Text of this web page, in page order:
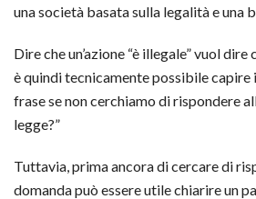
una società basata sulla legalità e una
Dire che un’azione “è illegale” vuol
è quindi tecnicamente possibile
frase se non cerchiamo di rispondere
legge?”
Tuttavia, prima ancora di cercare di
domanda può essere utile chiarire un